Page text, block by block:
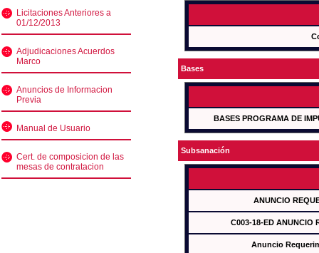
Licitaciones Anteriores a
01/12/2013
Adjudicaciones Acuerdos
Marco
Anuncios de Informacion
Previa
Manual de Usuario
Cert. de composicion de las
mesas de contratacion
Bases
BASES PROGRAMA DE
Subsanación
ANUNCIO
C003-18-ED ANUNCIO
Anuncio